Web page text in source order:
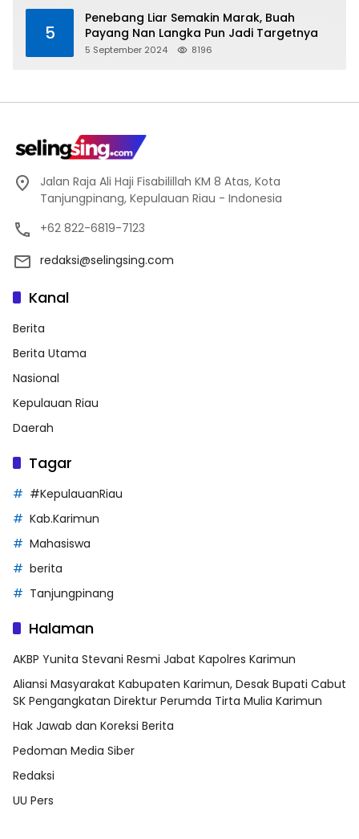
5
Penebang Liar Semakin Marak, Buah
Payang Nan Langka Pun Jadi Targetnya
5 September 2024 8196
Jalan Raja Ali Haji Fisabilillah KM 8 Atas, Kota
Tanjungpinang, Kepulauan Riau - Indonesia
+62 822-6819-7123
redaksi@selingsing.com
Kanal
Berita
Berita Utama
Nasional
Kepulauan Riau
Daerah
Tagar
#KepulauanRiau
Kab.Karimun
Mahasiswa
berita
Tanjungpinang
Halaman
AKBP Yunita Stevani Resmi Jabat Kapolres Karimun
Aliansi Masyarakat Kabupaten Karimun, Desak Bupati Cabut
SK Pengangkatan Direktur Perumda Tirta Mulia Karimun
Hak Jawab dan Koreksi Berita
Pedoman Media Siber
Redaksi
UU Pers